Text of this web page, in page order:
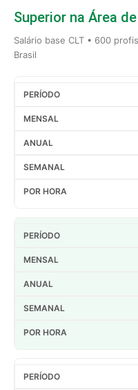
Superior na Área
Salário base CLT • 600
Brasil